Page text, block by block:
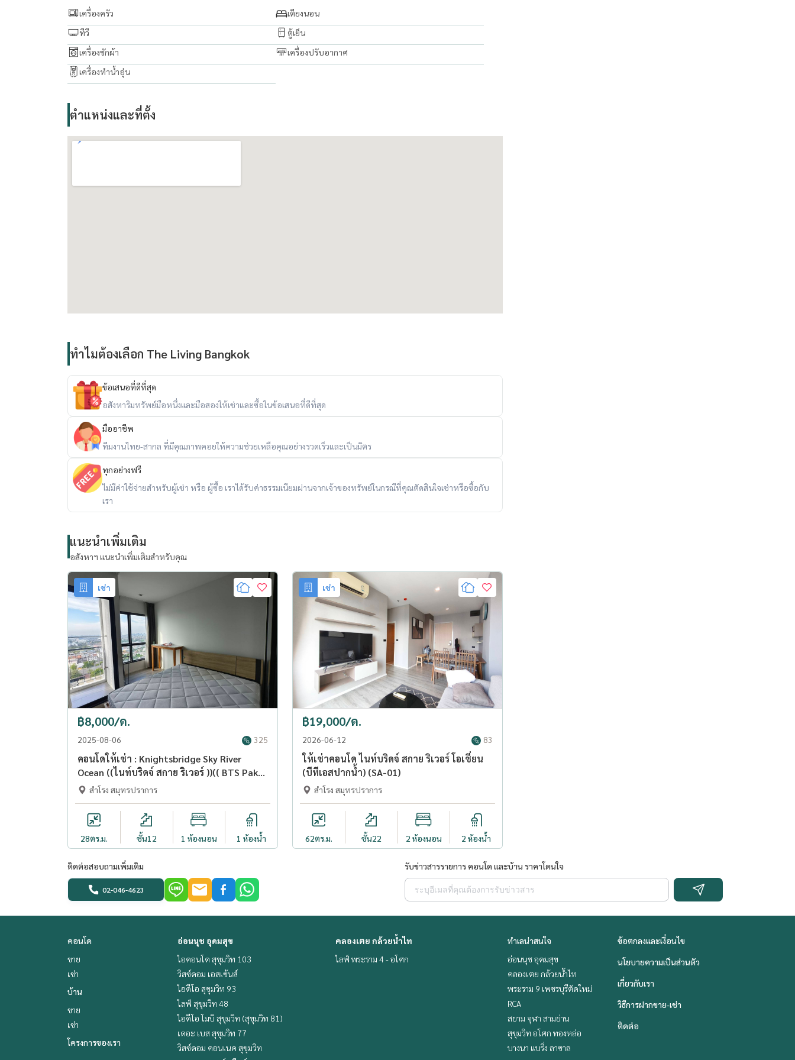
Line id/ Tel:
( line ID : @livingbkk ) please put " @ "
line :https://lin.ee/boiktJ6
www. thelivingbkk.com (บริษัท เดอะ ลิฟวิ่งแบงค็อก จำกัด)
ที่ปรึกษาและบริการ ซื้อ-ขาย-เช่า อสังหาริมทรัพย์ ยินดีให้บริการค่ะ
เครื่องครัว
เตียงนอน
ทีวี
ตู้เย็น
เครื่องซักผ้า
เครื่องปรับอากาศ
เครื่องทำน้ำอุ่น
ตำแหน่งและที่ตั้ง
ทำไมต้องเลือก The Living Bangkok
ข้อเสนอที่ดีที่สุด
อสังหาริมทรัพย์มือหนึ่งและมือสองให้เช่าและซื้อในข้อเสนอที่ดีที่สุด
มืออาชีพ
ทีมงานไทย-สากล ที่มีคุณภาพคอยให้ความช่วยเหลือคุณอย่างรวดเร็วและเป็นมิตร
ทุกอย่างฟรี
ไม่มีค่าใช้จ่ายสำหรับผู้เช่า หรือ ผู้ซื้อ เราได้รับค่าธรรมเนียมผ่านจากเจ้าของทรัพย์ในกรณีที่คุณตัดสินใจเช่าหรือซื้อกับ
เรา
แนะนำเพิ่มเติม
อสังหาฯ แนะนำเพิ่มเติมสำหรับคุณ
เช่า
฿8,000/ด.
2025-08-06 325
คอนโดให้เช่า : Knightsbridge Sky River
Ocean ((ไนท์บริดจ์ สกาย ริเวอร์ ))(( BTS Pak
Nam )) MK-02 line @livingbkk
สำโรง สมุทรปราการ
28ตร.ม. ชั้น12 1 ห้องนอน 1 ห้องน้ำ
เช่า
฿19,000/ด.
2026-06-12 83
ให้เช่าคอนโด ไนท์บริดจ์ สกาย ริเวอร์ โอเชี่ยน
(บีทีเอสปากน้ำ) (SA-01)
สำโรง สมุทรปราการ
62ตร.ม. ชั้น22 2 ห้องนอน 2 ห้องน้ำ
ติดต่อสอบถามเพิ่มเติม
02-046-4623
รับข่าวสารรายการ คอนโด และบ้าน ราคาโดนใจ
คอนโด
ขาย
เช่า
บ้าน
ขาย
เช่า
โครงการของเรา
อ่อนนุช อุดมสุข
ไอคอนโด สุขุมวิท 103
วิสซ์ดอม เอสเซ้นส์
ไอดีโอ สุขุมวิท 93
ไลฟ์ สุขุมวิท 48
ไอดีโอ โมบิ สุขุมวิท (สุขุมวิท 81)
เดอะ เบส สุขุมวิท 77
วิสซ์ดอม คอนเนค สุขุมวิท
คลองเตย กล้วยน้ำไท
ไลฟ์ พระราม 4 - อโศก
ทำเลน่าสนใจ
อ่อนนุช อุดมสุข
คลองเตย กล้วยน้ำไท
พระราม 9 เพชรบุรีตัดใหม่
RCA
สยาม จุฬา สามย่าน
สุขุมวิท อโศก ทองหล่อ
บางนา แบริ่ง ลาซาล
ข้อตกลงและเงื่อนไข
นโยบายความเป็นส่วนตัว
เกี่ยวกับเรา
วิธีการฝากขาย-เช่า
ติดต่อ